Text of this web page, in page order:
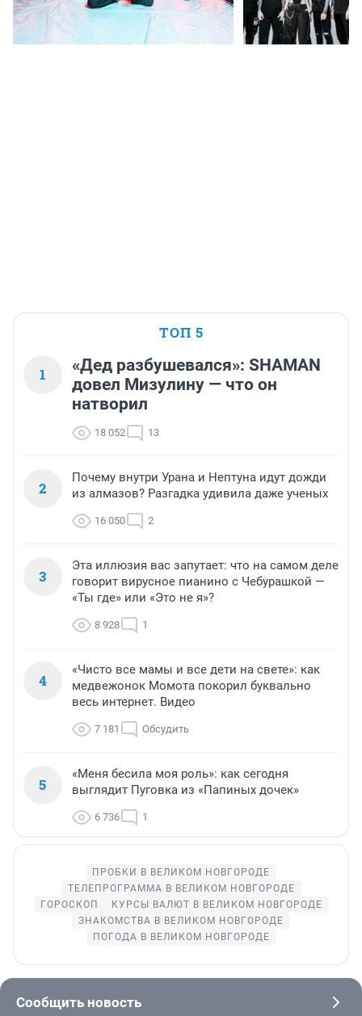
ТОП 5
1
«Дед разбушевался»: SHAMAN
довел Мизулину — что он
натворил
18 052 13
2
Почему внутри Урана и Нептуна идут дожди
из алмазов? Разгадка удивила даже ученых
16 050 2
3
Эта иллюзия вас запутает: что на самом деле
говорит вирусное пианино с Чебурашкой —
«Ты где» или «Это не я»?
8 928 1
4
«Чисто все мамы и все дети на свете»: как
медвежонок Момота покорил буквально
весь интернет. Видео
7 181 Обсудить
5
«Меня бесила моя роль»: как сегодня
выглядит Пуговка из «Папиных дочек»
6 736 1
ПРОБКИ В ВЕЛИКОМ НОВГОРОДЕ
ТЕЛЕПРОГРАММА В ВЕЛИКОМ НОВГОРОДЕ
ГОРОСКОП
КУРСЫ ВАЛЮТ В ВЕЛИКОМ НОВГОРОДЕ
ЗНАКОМСТВА В ВЕЛИКОМ НОВГОРОДЕ
ПОГОДА В ВЕЛИКОМ НОВГОРОДЕ
Сообщить новость